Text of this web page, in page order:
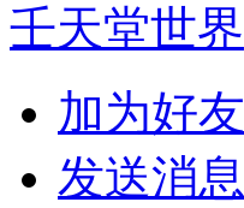
壬天堂世界
加为好友
发送消息